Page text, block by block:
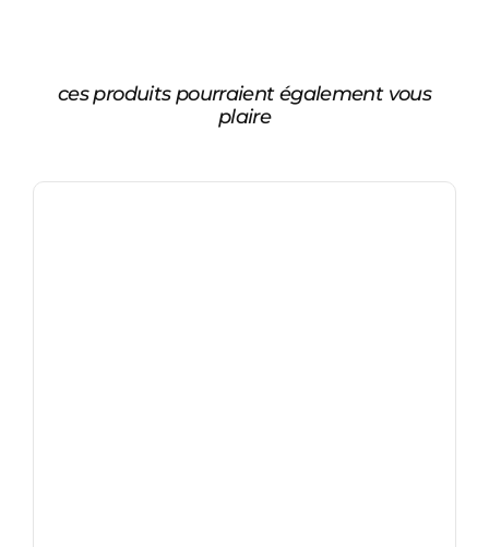
ces produits pourraient également vous
plaire